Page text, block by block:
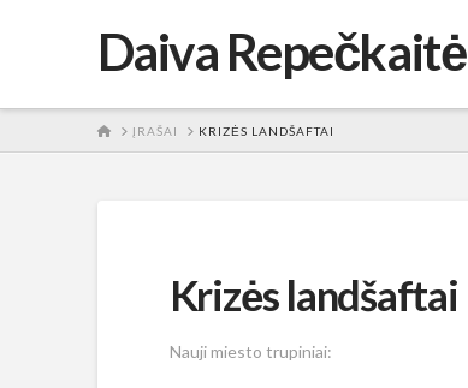
Daiva Repečkaitė
HOMEĮRAŠAI KRIZĖS LANDŠAFTAI
Krizės landšaftai
Nauji miesto trupiniai: